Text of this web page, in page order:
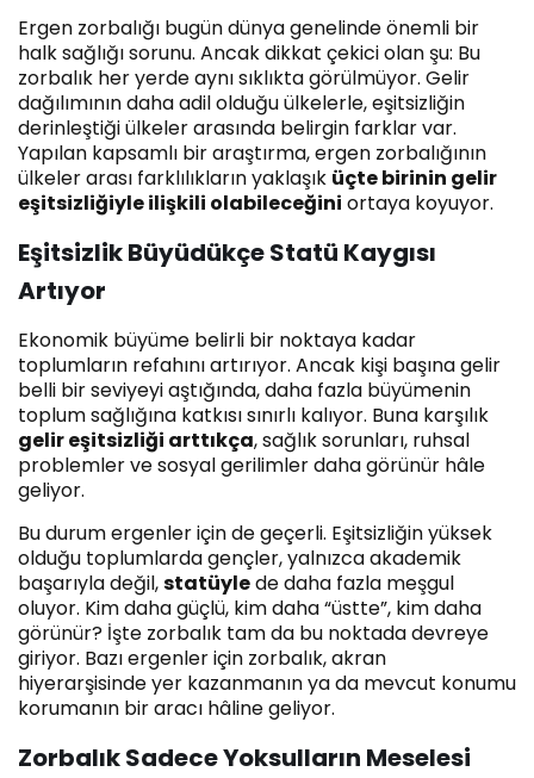
Ergen zorbalığı bugün dünya genelinde önemli bir
halk sağlığı sorunu. Ancak dikkat çekici olan şu: Bu
zorbalık her yerde aynı sıklıkta görülmüyor. Gelir
dağılımının daha adil olduğu ülkelerle, eşitsizliğin
derinleştiği ülkeler arasında belirgin farklar var.
Yapılan kapsamlı bir araştırma, ergen zorbalığının
ülkeler arası farklılıkların yaklaşık üçte birinin gelir
eşitsizliğiyle ilişkili olabileceğini ortaya koyuyor.
Eşitsizlik Büyüdükçe Statü Kaygısı
Artıyor
Ekonomik büyüme belirli bir noktaya kadar
toplumların refahını artırıyor. Ancak kişi başına gelir
belli bir seviyeyi aştığında, daha fazla büyümenin
toplum sağlığına katkısı sınırlı kalıyor. Buna karşılık
gelir eşitsizliği arttıkça, sağlık sorunları, ruhsal
problemler ve sosyal gerilimler daha görünür hâle
geliyor.
Bu durum ergenler için de geçerli. Eşitsizliğin yüksek
olduğu toplumlarda gençler, yalnızca akademik
başarıyla değil,statüylede daha fazla meşgul
oluyor. Kim daha güçlü, kim daha “üstte”, kim daha
görünür? İşte zorbalık tam da bu noktada devreye
giriyor. Bazı ergenler için zorbalık, akran
hiyerarşisinde yer kazanmanın ya da mevcut konumu
korumanın bir aracı hâline geliyor.
Zorbalık Sadece Yoksulların Meselesi